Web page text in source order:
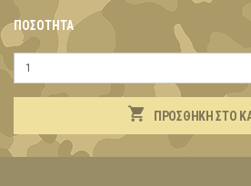
ΠΟΣΌΤΗΤΑ
ΠΡΟΣΘΉΚΗ ΣΤΟ